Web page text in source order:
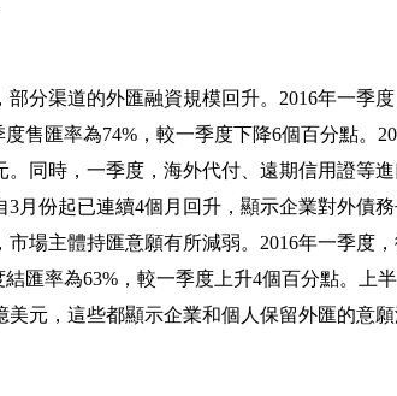
分渠道的外匯融資規模回升。 2016年一季
度售匯率為74%，較一季度下降6個百分點。
。同時，一季度，海外代付、遠期信用證等
3月份起已連續4個月回升，顯示企業對外債務
場主體持匯意願有所減弱。 2016年一季度
結匯率為63%，較一季度上升4個百分點。上
美元，這些都顯示企業和個人保留外匯的意願